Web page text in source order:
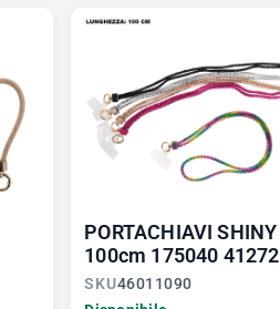
PORTACHIAVI SHINY
100cm 175040 41272
SKU46011090